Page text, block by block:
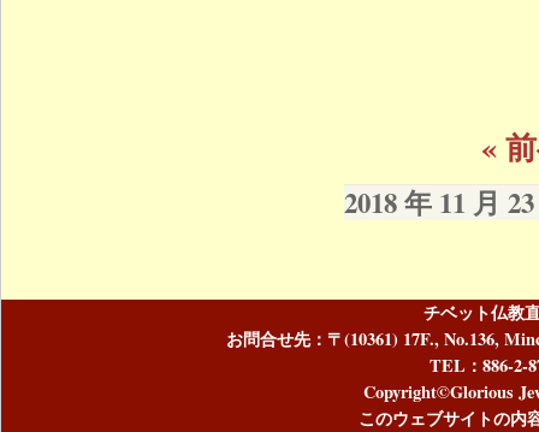
«
2018 年 11 月
チベット仏教
お問合せ先：〒(10361) 17F., No.136,
TEL：886-2-
Copyright©Glorious
このウェブサイトの内